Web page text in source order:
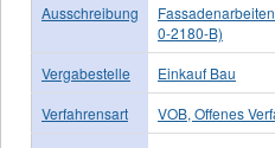
Ausschreibung
0-2180-B)
Vergabestelle
Einkauf Bau
Verfahrensart
VOB, Offenes